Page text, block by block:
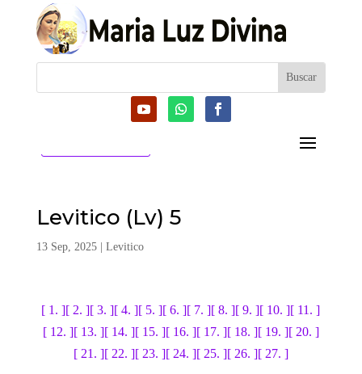
Levitico (Lv) 5
13 Sep, 2025| Levitico
[ 1. ][ 2. ][ 3. ][ 4. ][ 5. ][ 6. ][ 7. ][ 8. ][ 9. ][ 10. ][ 11. ]
[ 12. ][ 13. ][ 14. ][ 15. ][ 16. ][ 17. ][ 18. ][ 19. ][ 20. ]
[ 21. ][ 22. ][ 23. ][ 24. ][ 25. ][ 26. ][ 27. ]